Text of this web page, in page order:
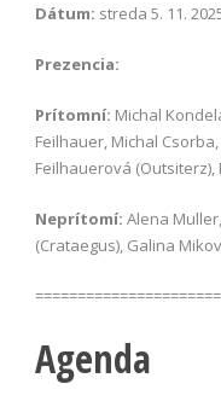
Dátum: streda 5. 11.
Prezencia:
Prítomní: Michal
Feilhauer, Michal
Feilhauerová
Neprítomí: Alena
(Crataegus), Galina
Agenda